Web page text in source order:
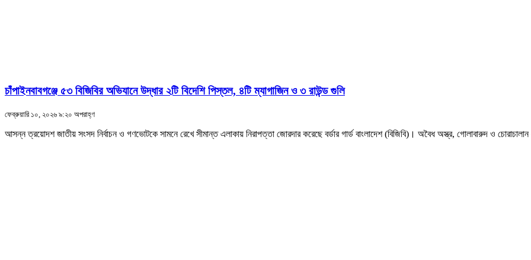
চাঁপাইনবাবগঞ্জে ৫৩ বিজিবির অভিযানে উদ্ধার ২টি বিদেশি পিস্তল, ৪টি ম্যাগাজিন ও ৩ রাউন্ড গুলি
ফেব্রুয়ারি ১০, ২০২৬ ৯:২০ অপরাহ্ণ
আসন্ন ত্রয়োদশ জাতীয় সংসদ নির্বাচন ও গণভোটকে সামনে রেখে সীমান্ত এলাকায় নিরাপত্তা জোরদার করেছে বর্ডার গার্ড বাংলাদেশ (বিজিবি)। অবৈধ অস্ত্র, গোলাবারুদ ও